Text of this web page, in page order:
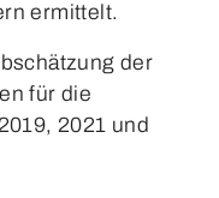
ermittelt.
der
für die
2021 und